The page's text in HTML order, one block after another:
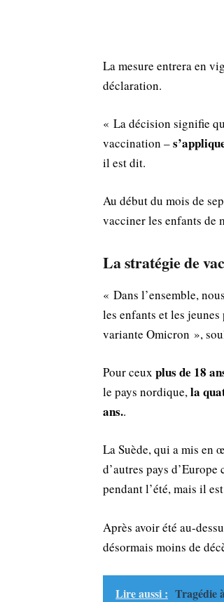
La mesure entrera en
déclaration.
« La décision signifie
vaccination –
il est dit.
Au début du mois de
vacciner les enfants de
La stratégie de
« Dans l’ensemble,
les enfants et les
variante Omicron »,
Pour ceux plus de 18
le pays nordique,la
ans..
La Suède, qui a mis en
d’autres pays
pendant l’été, mais il
Après avoir été au-
désormais moins de
Lire aussi : Tragédie